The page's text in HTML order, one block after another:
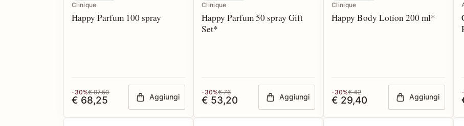
Clinique
Happy Parfum 100 spray
-30%€ 97,50
€ 68,25 Aggiungi
Clinique
Happy Parfum 50 spray Gift
Set*
-30%€ 76
€ 53,20 Aggiungi
Clinique
Happy Body Lotion 200 ml*
-30%€ 42
€ 29,40 Aggiungi